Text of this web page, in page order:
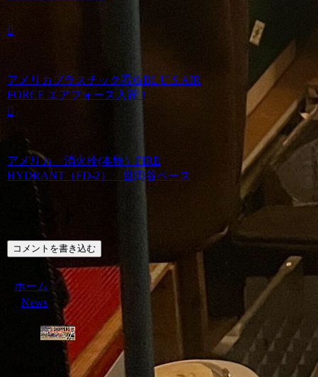
アメリカプラスチック看板BL U.S.AIR
FORCE エアフォース入荷！
アメリカ 消火栓(本物）FIRE
HYDRANT（FD-2） 世田谷ベース
コメント
コメントを書き込む
ホーム
News